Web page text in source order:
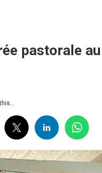
pastorale